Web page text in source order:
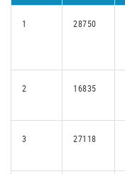
1 28750
2 16835
3 27118